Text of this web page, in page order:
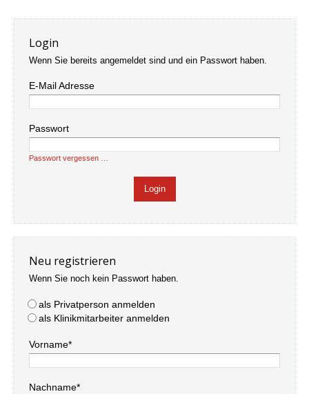
Login
Wenn Sie bereits angemeldet sind und ein Passwort haben.
E-Mail Adresse
Passwort
Passwort vergessen …
Neu registrieren
Wenn Sie noch kein Passwort haben.
als Privatperson anmelden
als Klinikmitarbeiter anmelden
Vorname*
Nachname*